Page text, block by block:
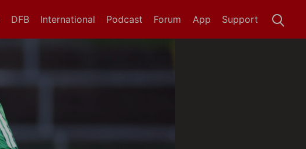
DFB International Support
App
Forum
Podcast